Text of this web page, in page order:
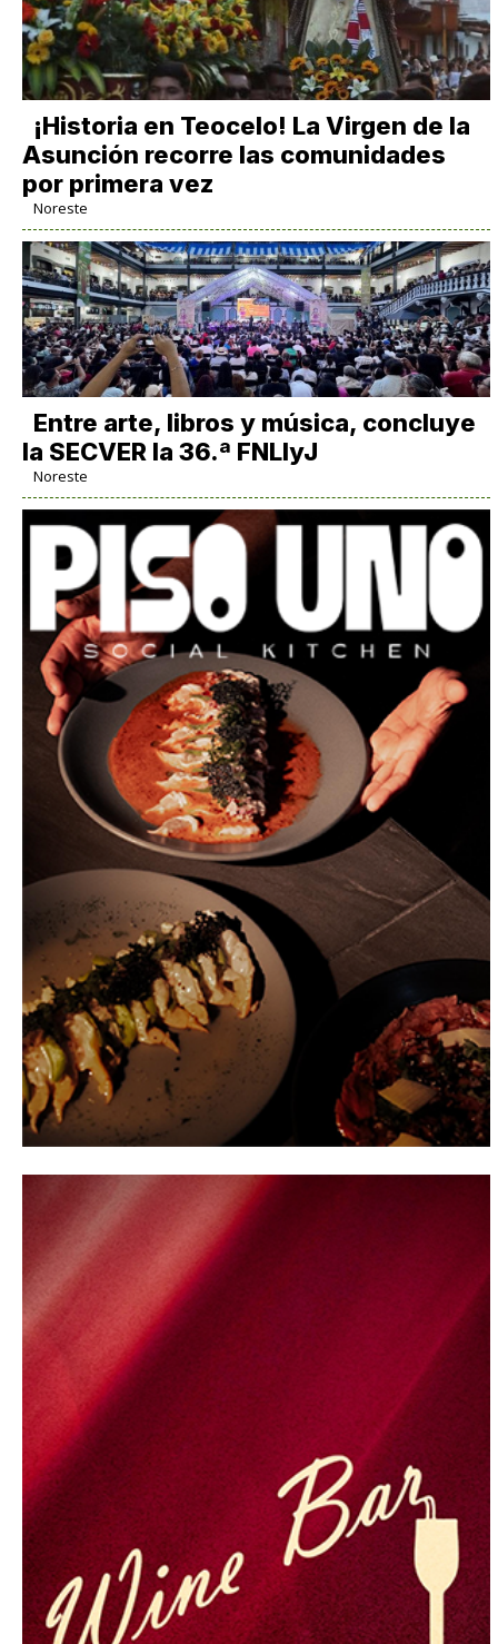
​¡Historia en Teocelo! La Virgen de la
Asunción recorre las comunidades
por primera vez
Noreste
Entre arte, libros y música, concluye
la SECVER la 36.ª FNLIyJ
Noreste